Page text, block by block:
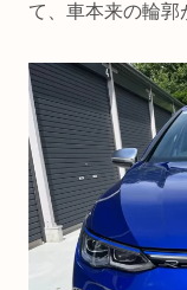
て、車本来の輪郭